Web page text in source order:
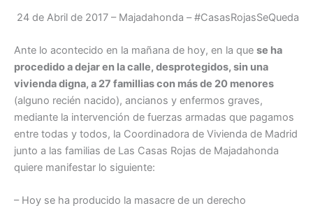
24 de Abril de 2017 – Majadahonda – #CasasRojasSeQueda
Ante lo acontecido en la mañana de hoy, en la que se ha
procedido a dejar en la calle, desprotegidos, sin una
vivienda digna, a 27 famillias con más de 20 menores
(alguno recién nacido), ancianos y enfermos graves,
mediante la intervención de fuerzas armadas que pagamos
entre todas y todos, la Coordinadora de Vivienda de Madrid
junto a las familias de Las Casas Rojas de Majadahonda
quiere manifestar lo siguiente:
– Hoy se ha producido la masacre de un derecho